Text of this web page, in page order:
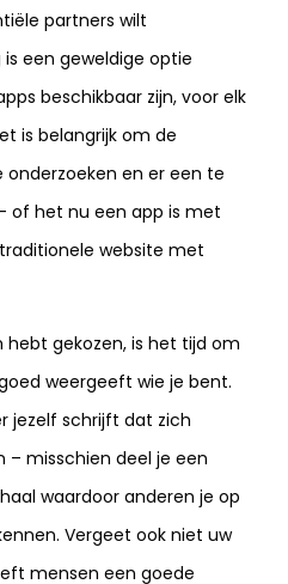
partners wilt
een geweldige optie
beschikbaar zijn, voor elk
is belangrijk om de
en er een te
of het nu een app is met
website met
gekozen, is het tijd om
weergeeft wie je bent.
jezelf schrijft dat zich
– misschien deel je een
waardoor anderen je op
Vergeet ook niet uw
mensen een goede